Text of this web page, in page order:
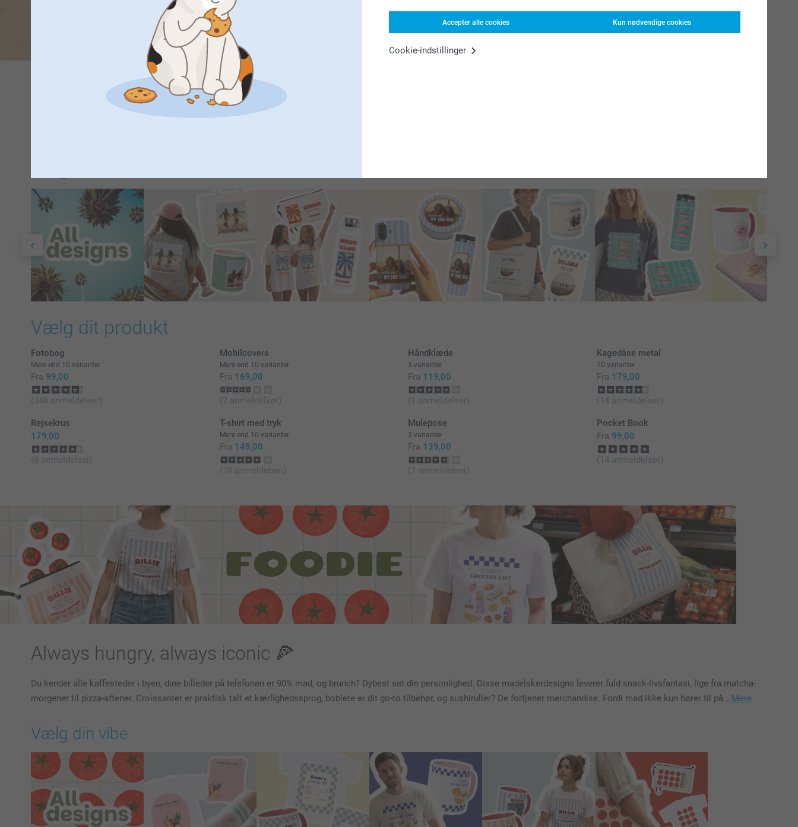
Accepter alle cookies Kun nødvendige cookies
Cookie-indstillinger
Sunset tones and tropical moods 🌴
Lad dig rive med af den varme brise fra vores island vibes designs kollektion og bring den ultimative feriefølelse direkte til dine fotoprodukter. Uanset om du drømmer om krystalklart
Vælg dit produkt
Fotobog
Mere end 10 varianter
Fra 99,00
(346 anmeldelser)
Mobilcovers
Mere end 10 varianter
Fra 169,00
(2 anmeldelser)
Håndklæde
3 varianter
Fra 119,00
(1 anmeldelser)
Kagedåse metal
10 varianter
Fra 179,00
(14 anmeldelser)
Rejsekrus
179,00
(6 anmeldelser)
T-shirt med tryk
Mere end 10 varianter
Fra 149,00
(78 anmeldelser)
Mulepose
3 varianter
Fra 139,00
(7 anmeldelser)
Pocket Book
Fra 99,00
(14 anmeldelser)
Always hungry, always iconic 🍕
Du kender alle kaffesteder i byen, dine billeder på telefonen er 90% mad, og brunch? Dybest set din personlighed. Disse madelskerdesigns leverer fuld snack-livsfantasi, lige fra matcha-
morgener til pizza-aftener. Croissanter er praktisk talt et kærlighedssprog, boblete er dit go-to tilbehør, og sushiruller? De fortjener merchandise. Fordi mad ikke kun hører til på… Mere
Vælg din vibe